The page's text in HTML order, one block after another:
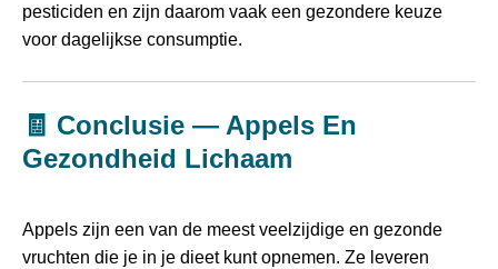
pesticiden en zijn daarom vaak een gezondere keuze
voor dagelijkse consumptie.
🧾 Conclusie — Appels En
Gezondheid Lichaam
Appels zijn een van de meest veelzijdige en gezonde
vruchten die je in je dieet kunt opnemen. Ze leveren